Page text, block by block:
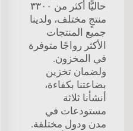
حاليًّا أكثر من ٣٣٠٠
منتجٍ مختلف، ولدينا
جميع المنتجات
الأكثر رواجًا متوفرة
في المخزون.
ولضمان تخزين
بضاعتنا بكفاءة،
أنشأنا ثلاثة
مستودعات في
مدن ودول مختلفة.